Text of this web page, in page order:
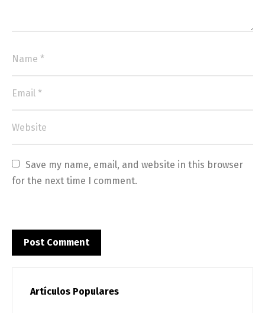
Save my name, email, and website in this browser
for the next time I comment.
Artículos Populares